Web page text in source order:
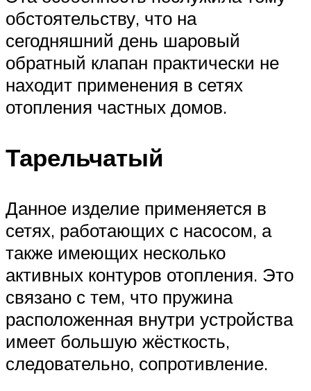
обстоятельству, что на
сегодняшний день шаровый
обратный клапан практически не
находит применения в сетях
отопления частных домов.
Тарельчатый
Данное изделие применяется в
сетях, работающих с насосом, а
также имеющих несколько
активных контуров отопления. Это
связано с тем, что пружина
расположенная внутри устройства
имеет большую жёсткость,
следовательно, сопротивление.